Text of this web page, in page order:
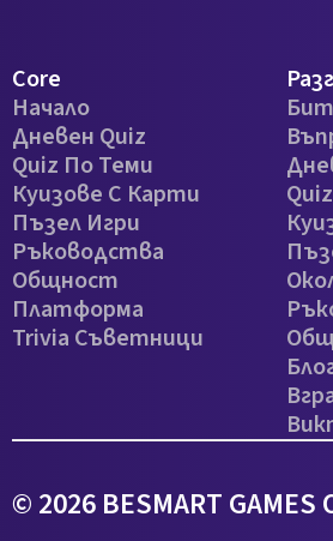
Core
Начало
Дневен Quiz
Quiz По Теми
Куизове С Карти
Пъзел Игри
Ръководства
Общност
Платформа
Trivia Съветници
© 2026 BESMART